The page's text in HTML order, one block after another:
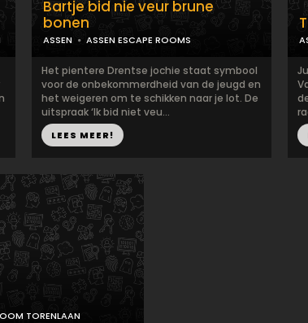
Bartje bid nie veur brune
bonen
ASSEN ASSEN ESCAPE ROOMS
Het pientere Drentse jochie staat symbool
voor de onbekommerdheid van de jeugd en
het weigeren om te schikken naar je lot. De
uitspraak ‘Ik bid niet veu...
LEES MEER!
TORENLAAN